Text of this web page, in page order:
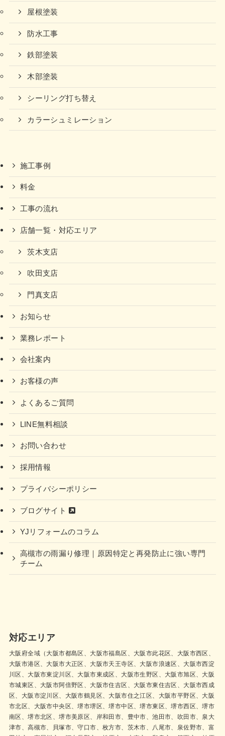
屋根塗装
防水工事
鉄部塗装
木部塗装
シーリング打ち替え
カラーシュミレーション
施工事例
料金
工事の流れ
店舗一覧・対応エリア
茨木支店
吹田支店
門真支店
お知らせ
業務レポート
会社案内
お客様の声
よくあるご質問
LINE無料相談
お問い合わせ
採用情報
プライバシーポリシー
ブログサイト
YJリフォームのコラム
高槻市の雨漏り修理｜原因特定と再発防止に強い専門
チーム
対応エリア
大阪府全域（大阪市都島区、大阪市福島区、大阪市此花区、大阪市西区、
大阪市港区、大阪市大正区、大阪市天王寺区、大阪市浪速区、大阪市西淀
川区、大阪市東淀川区、大阪市東成区、大阪市生野区、大阪市旭区、大阪
市城東区、大阪市阿倍野区、大阪市住吉区、大阪市東住吉区、大阪市西成
区、大阪市淀川区、大阪市鶴見区、大阪市住之江区、大阪市平野区、大阪
市北区、大阪市中央区、堺市堺区、堺市中区、堺市東区、堺市西区、堺市
南区、堺市北区、堺市美原区、岸和田市、豊中市、池田市、吹田市、泉大
津市、高槻市、貝塚市、守口市、枚方市、茨木市、八尾市、泉佐野市、富